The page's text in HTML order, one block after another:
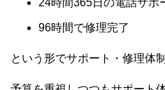
96時間で修理完了
という形でサポート・修理体